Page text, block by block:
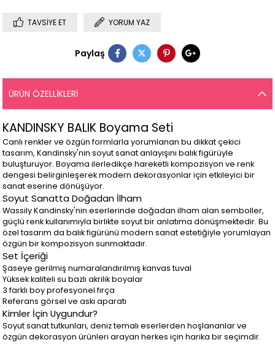
TAVSIYE ET YORUM YAZ
Paylaş
ÜRÜN ÖZELLIKLERI
KANDINSKY BALIK Boyama Seti
Canlı renkler ve özgün formlarla yorumlanan bu dikkat çekici
tasarım, Kandinsky'nin soyut sanat anlayışını balık figürüyle
buluşturuyor. Boyama ilerledikçe hareketli kompozisyon ve renk
dengesi belirginleşerek modern dekorasyonlar için etkileyici bir
sanat eserine dönüşüyor.
Soyut Sanatta Doğadan İlham
Wassily Kandinsky'nin eserlerinde doğadan ilham alan semboller,
güçlü renk kullanımıyla birlikte soyut bir anlatıma dönüşmektedir. Bu
özel tasarım da balık figürünü modern sanat estetiğiyle yorumlayan
özgün bir kompozisyon sunmaktadır.
Set İçeriği
Şaseye gerilmiş numaralandırılmış kanvas tuval
Yüksek kaliteli su bazlı akrilik boyalar
3 farklı boy profesyonel fırça
Referans görsel ve askı aparatı
Kimler İçin Uygundur?
Soyut sanat tutkunları, deniz temalı eserlerden hoşlananlar ve
özgün dekorasyon ürünleri arayan herkes için harika bir seçimdir.